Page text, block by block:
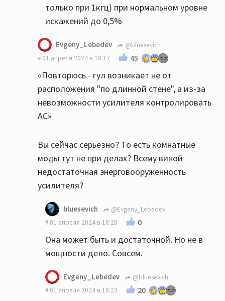
только при 1кгц) при нормальном уровне
искажений до 0,5%
Evgeny_Lebedev
@bluesevich
01 апреля 2024 в 18:17
45
«Повторюсь - гул возникает не от
расположения "по длинной стене", а из-за
невозможности усилителя контролировать
АС»
Вы сейчас серьезно? То есть комнатные
моды тут не при делах? Всему виной
недостаточная энерговооруженность
усилителя?
bluesevich
@Evgeny_Lebedev
01 апреля 2024 в 18:20
0
Она может быть и достаточной. Но не в
мощности дело. Совсем.
Evgeny_Lebedev
@bluesevich
01 апреля 2024 в 18:23
20